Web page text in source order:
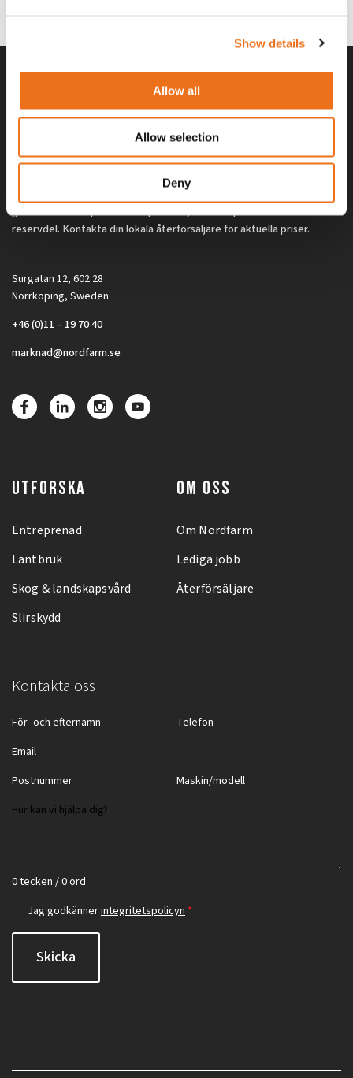
Show details
Allow all
Allow selection
Deny
Alla priser på tillbehör och tillval gäller vid köp av ny maskin. Priserna
gäller inte vid köp av enskild produkt, till exempel
reservdel. Kontakta din lokala återförsäljare för aktuella priser.
Surgatan 12, 602 28
Norrköping, Sweden
+46 (0)11 – 19 70 40
marknad@nordfarm.se
UTFORSKA
Entreprenad
Lantbruk
Skog & landskapsvård
Slirskydd
OM OSS
Om Nordfarm
Lediga jobb
Återförsäljare
Kontakta oss
0 tecken / 0 ord
Jag godkännerintegritetspolicyn *
Skicka